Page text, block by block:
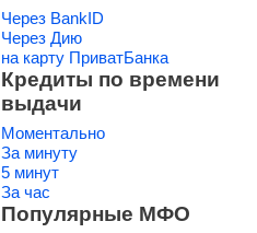
Через BankID
Через Дию
на карту ПриватБанка
Кредиты по времени
выдачи
Моментально
За минуту
5 минут
За час
Популярные МФО